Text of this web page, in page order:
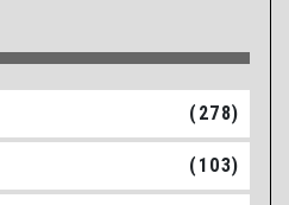
(278)
(103)